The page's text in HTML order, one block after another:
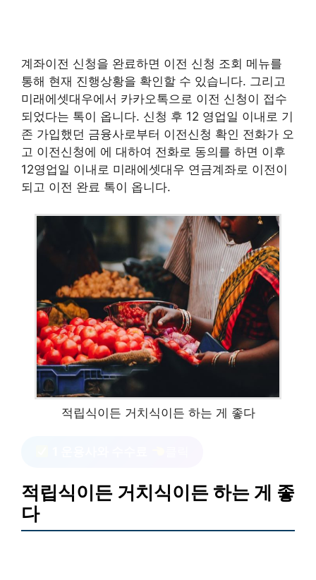
계좌이전 신청을 완료하면 이전 신청 조회 메뉴를
통해 현재 진행상황을 확인할 수 있습니다. 그리고
미래에셋대우에서 카카오톡으로 이전 신청이 접수
되었다는 톡이 옵니다. 신청 후 12 영업일 이내로 기
존 가입했던 금융사로부터 이전신청 확인 전화가 오
고 이전신청에 에 대하여 전화로 동의를 하면 이후
12영업일 이내로 미래에셋대우 연금계좌로 이전이
되고 이전 완료 톡이 옵니다.
적립식이든 거치식이든 하는 게 좋다
적립식이든 거치식이든 하는 게 좋
다